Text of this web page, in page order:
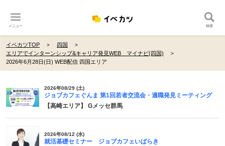
メニュー 検索
イベカツTOP
四国
エリアでインターンシップ&キャリア発見WEB マイナビ(四国)
2026年6月28日(日) WEB配信 四国エリア
2026年08/29 (土)
ジョブカフェぐんま 第1回若者交流会・適職発見ミーティング
【高崎エリア】 Gメッセ群馬
2026年08/12 (水)
就活基礎セミナー ジョブカフェいばらき